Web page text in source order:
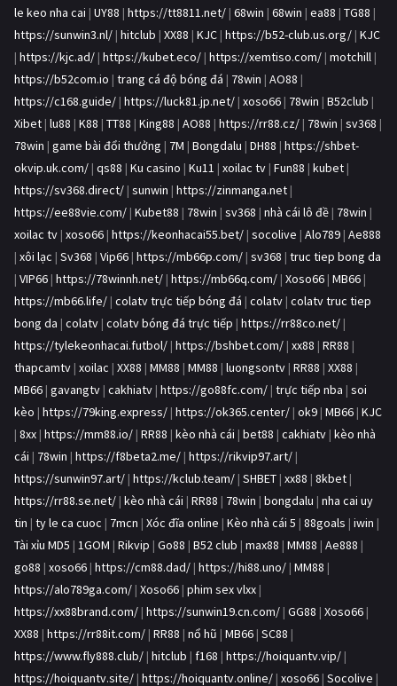
le keo nha cai | UY88 | https://tt8811.net/ | 68win | 68win | ea88 | TG88 |
https://sunwin3.nl/ | hitclub | XX88 | KJC | https://b52-club.us.org/ | KJC
| https://kjc.ad/ | https://kubet.eco/ | https://xemtiso.com/ | motchill |
https://b52com.io | trang cá độ bóng đá | 78win | AO88 |
https://c168.guide/ | https://luck81.jp.net/ | xoso66 | 78win | B52club |
Xibet | lu88 | K88 | TT88 | King88 | AO88 | https://rr88.cz/ | 78win | sv368 |
78win | game bài đổi thưởng | 7M | Bongdalu | DH88 | https://shbet-
okvip.uk.com/ | qs88 | Ku casino | Ku11 | xoilac tv | Fun88 | kubet |
https://sv368.direct/ | sunwin | https://zinmanga.net |
https://ee88vie.com/ | Kubet88 | 78win | sv368 | nhà cái lô đề | 78win |
xoilac tv | xoso66 | https://keonhacai55.bet/ | socolive | Alo789 | Ae888
| xôi lạc | Sv368 | Vip66 | https://mb66p.com/ | sv368 | truc tiep bong da
| VIP66 | https://78winnh.net/ | https://mb66q.com/ | Xoso66 | MB66 |
https://mb66.life/ | colatv trực tiếp bóng đá | colatv | colatv truc tiep
bong da | colatv | colatv bóng đá trực tiếp | https://rr88co.net/ |
https://tylekeonhacai.futbol/ | https://bshbet.com/ | xx88 | RR88 |
thapcamtv | xoilac | XX88 | MM88 | MM88 | luongsontv | RR88 | XX88 |
MB66 | gavangtv | cakhiatv | https://go88fc.com/ | trực tiếp nba | soi
kèo | https://79king.express/ | https://ok365.center/ | ok9 | MB66 | KJC
| 8xx | https://mm88.io/ | RR88 | kèo nhà cái | bet88 | cakhiatv | kèo nhà
cái | 78win | https://f8beta2.me/ | https://rikvip97.art/ |
https://sunwin97.art/ | https://kclub.team/ | SHBET | xx88 | 8kbet |
https://rr88.se.net/ | kèo nhà cái | RR88 | 78win | bongdalu | nha cai uy
tin | ty le ca cuoc | 7mcn | Xóc đĩa online | Kèo nhà cái 5 | 88goals | iwin |
Tài xỉu MD5 | 1GOM | Rikvip | Go88 | B52 club | max88 | MM88 | Ae888 |
go88 | xoso66 | https://cm88.dad/ | https://hi88.uno/ | MM88 |
https://alo789ga.com/ | Xoso66 | phim sex vlxx |
https://xx88brand.com/ | https://sunwin19.cn.com/ | GG88 | Xoso66 |
XX88 | https://rr88it.com/ | RR88 | nổ hũ | MB66 | SC88 |
https://www.fly888.club/ | hitclub | f168 | https://hoiquantv.vip/ |
https://hoiquantv.site/ | https://hoiquantv.online/ | xoso66 | Socolive |